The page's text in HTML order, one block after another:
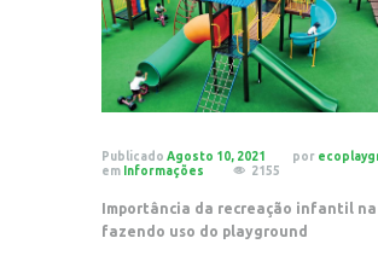
Publicado Agosto 10, 2021 por
em Informações 2155
Importância da recreação infantil na
fazendo uso do playground